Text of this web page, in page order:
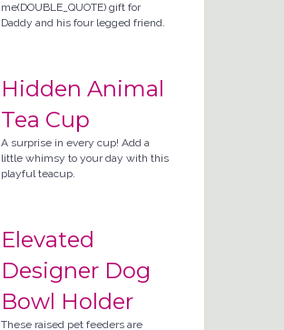
me(DOUBLE_QUOTE) gift for
Daddy and his four legged friend.
Hidden Animal
Tea Cup
A surprise in every cup! Add a
little whimsy to your day with this
playful teacup.
Elevated
Designer Dog
Bowl Holder
These raised pet feeders are